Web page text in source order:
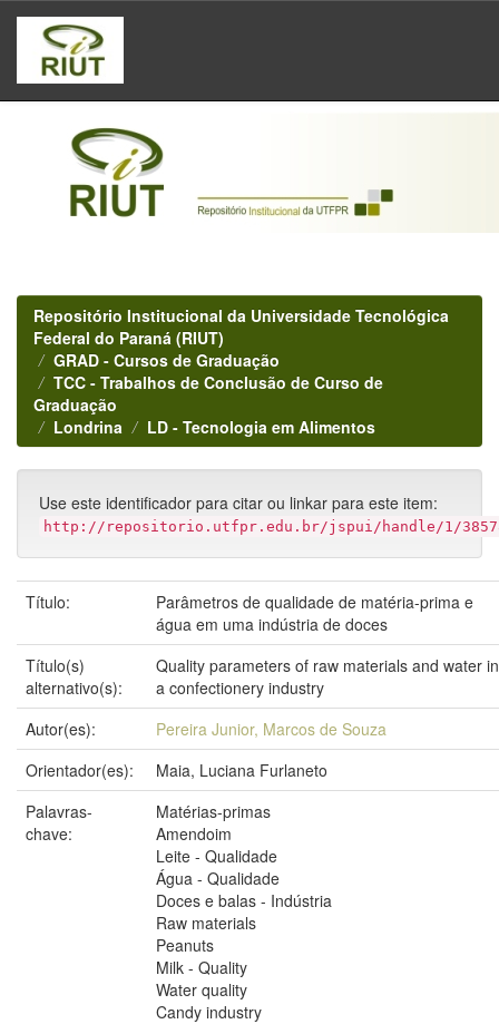
Skip
navigation
Repositório Institucional da Universidade Tecnológica
Federal do Paraná (RIUT)
GRAD - Cursos de Graduação
TCC - Trabalhos de Conclusão de Curso de
Graduação
Londrina
LD - Tecnologia em Alimentos
Use este identificador para citar ou linkar para este item:
http://repositorio.utfpr.edu.br/jspui/handle/1/
Título:
Parâmetros de qualidade de matéria-prima e
água em uma indústria de doces
Título(s)
alternativo(s):
Quality parameters of raw materials and water in
a confectionery industry
Autor(es):
Pereira Junior, Marcos de Souza
Orientador(es):
Maia, Luciana Furlaneto
Palavras-
chave:
Matérias-primas
Amendoim
Leite - Qualidade
Água - Qualidade
Doces e balas - Indústria
Raw materials
Peanuts
Milk - Quality
Water quality
Candy industry